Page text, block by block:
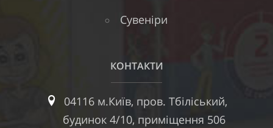
Сувеніри
КОНТАКТИ
04116 м.Київ, пров. Тбіліський,
будинок 4/10, приміщення 506